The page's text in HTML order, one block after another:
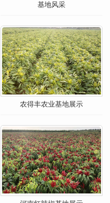
基地风采
农得丰农业基地展示